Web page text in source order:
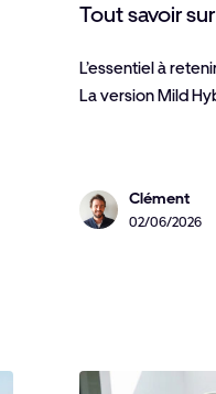
Tout savoir
L’essentiel à
La version Mild
Clément
02/06/2026